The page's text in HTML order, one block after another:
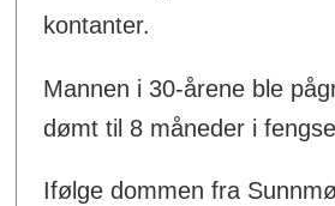
kontanter.
Mannen i 30-årene ble
dømt til 8 måneder i
Ifølge dommen fra